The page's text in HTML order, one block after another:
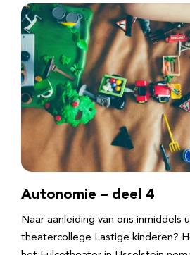
Autonomie – deel 4
Naar aanleiding van ons inmiddels
theatercollege Lastige kinderen?